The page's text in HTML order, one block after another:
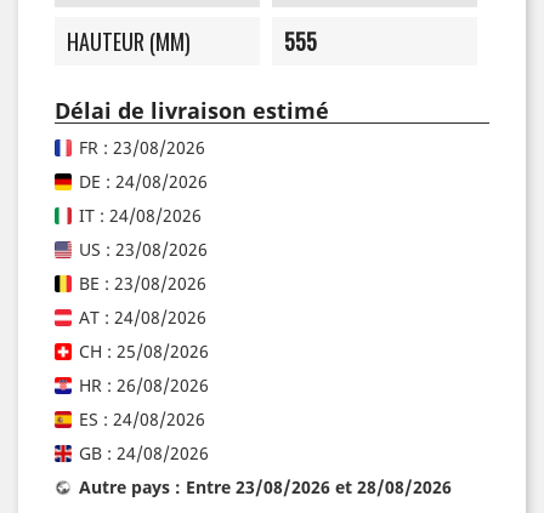
HAUTEUR (MM)
555
Délai de livraison estimé
FR : 23/08/2026
DE : 24/08/2026
IT : 24/08/2026
US : 23/08/2026
BE : 23/08/2026
AT : 24/08/2026
CH : 25/08/2026
HR : 26/08/2026
ES : 24/08/2026
GB : 24/08/2026
Autre pays : Entre 23/08/2026 et 28/08/2026